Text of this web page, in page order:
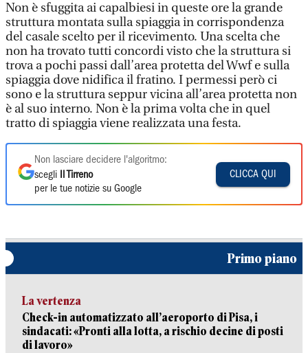
Non è sfuggita ai capalbiesi in queste ore la grande
struttura montata sulla spiaggia in corrispondenza
del casale scelto per il ricevimento. Una scelta che
non ha trovato tutti concordi visto che la struttura si
trova a pochi passi dall’area protetta del Wwf e sulla
spiaggia dove nidifica il fratino. I permessi però ci
sono e la struttura seppur vicina all’area protetta non
è al suo interno. Non è la prima volta che in quel
tratto di spiaggia viene realizzata una festa.
Non lasciare decidere l'algoritmo:
scegli
Il Tirreno
per le tue notizie su Google
CLICCA QUI
Primo piano
La vertenza
Check-in automatizzato all’aeroporto di Pisa, i
sindacati: «Pronti alla lotta, a rischio decine di posti
di lavoro»